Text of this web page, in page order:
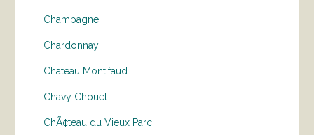
Champagne
Chardonnay
Chateau Montifaud
Chavy Chouet
ChÃ¢teau du Vieux Parc